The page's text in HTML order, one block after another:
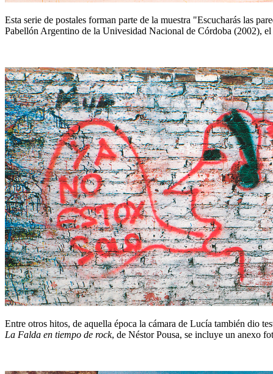
Esta serie de postales forman parte de la muestra "Escucharás las
Pabellón Argentino de la Univesidad Nacional de Córdoba (2002),
Entre otros hitos, de aquella época la cámara de Lucía también dio
La Falda en tiempo de rock, de Néstor Pousa, se incluye un anexo